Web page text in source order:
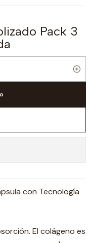
Pack 3
con Tecnología
El colágeno es